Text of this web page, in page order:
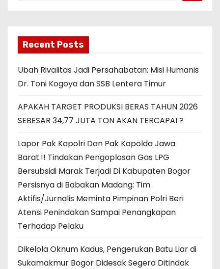
Recent Posts
Ubah Rivalitas Jadi Persahabatan: Misi Humanis
Dr. Toni Kogoya dan SSB Lentera Timur
APAKAH TARGET PRODUKSI BERAS TAHUN 2026
SEBESAR 34,77 JUTA TON AKAN TERCAPAI ?
Lapor Pak Kapolri Dan Pak Kapolda Jawa
Barat.!! Tindakan Pengoplosan Gas LPG
Bersubsidi Marak Terjadi Di Kabupaten Bogor
Persisnya di Babakan Madang: Tim
Aktifis/Jurnalis Meminta Pimpinan Polri Beri
Atensi Penindakan Sampai Penangkapan
Terhadap Pelaku
Dikelola Oknum Kadus, Pengerukan Batu Liar di
Sukamakmur Bogor Didesak Segera Ditindak